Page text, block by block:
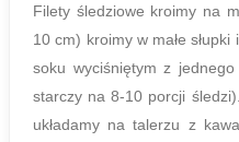
Filety śledziowe kroimy na
10 cm) kroimy w małe
soku wyciśniętym z
starczy na 8-10 porcji
układamy na talerzu z